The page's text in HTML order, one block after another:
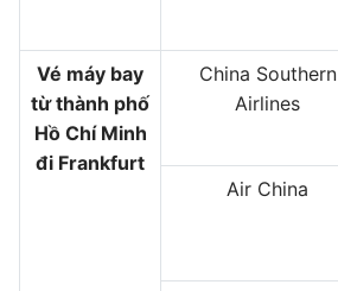
Vé máy bay
từ thành phố
Hồ Chí Minh
đi Frankfurt
China Southern
Airlines
Air China